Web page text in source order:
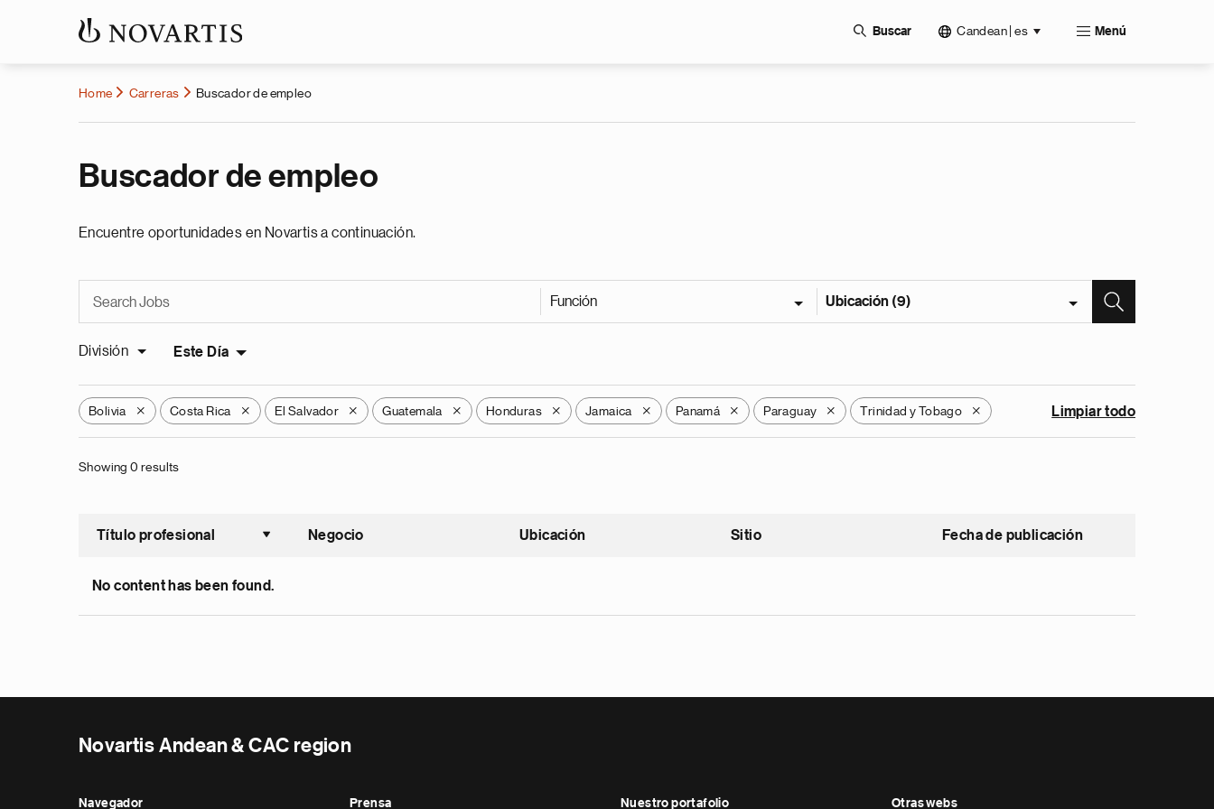
Buscar Candean | es Menú
Home Carreras Buscador de empleo
Buscador de empleo
Encuentre oportunidades en Novartis a continuación.
Función Ubicación (9)
División Este Día
Bolivia X Costa Rica X El Salvador X Guatemala X Honduras X Jamaica X Panamá X Paraguay X Trinidad y Tobago X Limpiar todo
Showing 0 results
Título profesional
Ordenar ascendente
Negocio Ubicación Sitio Fecha de publicación
No content has been found.
Novartis Andean & CAC region
Navegador Prensa Nuestro portafolio Otras webs